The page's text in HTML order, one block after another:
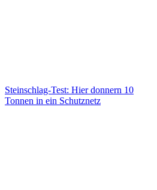
Steinschlag-Test: Hier donnern 10
Tonnen in ein Schutznetz